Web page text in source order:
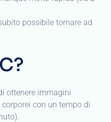
possibile tornare ad
ottenere immagini
con un tempo di